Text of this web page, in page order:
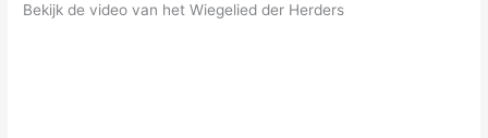
Bekijk de video van het Wiegelied der Herders